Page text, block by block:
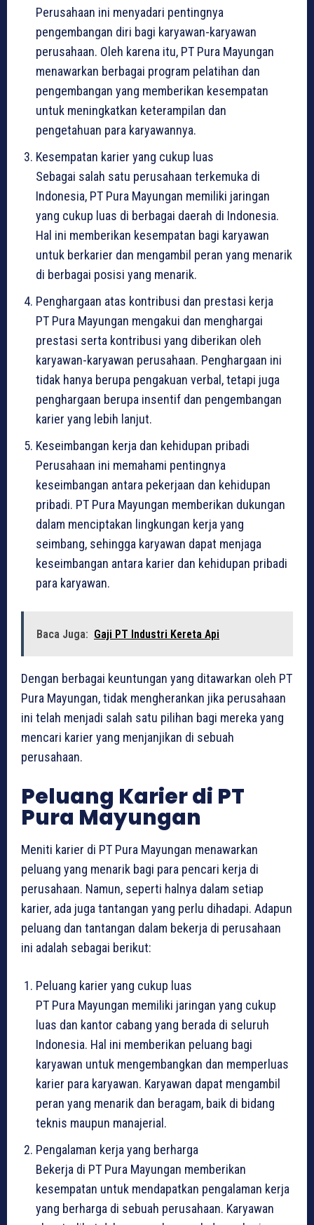
Perusahaan ini menyadari pentingnya
pengembangan diri bagi karyawan-karyawan
perusahaan. Oleh karena itu, PT Pura Mayungan
menawarkan berbagai program pelatihan dan
pengembangan yang memberikan kesempatan
untuk meningkatkan keterampilan dan
pengetahuan para karyawannya.
Kesempatan karier yang cukup luas
Sebagai salah satu perusahaan terkemuka di
Indonesia, PT Pura Mayungan memiliki jaringan
yang cukup luas di berbagai daerah di Indonesia.
Hal ini memberikan kesempatan bagi karyawan
untuk berkarier dan mengambil peran yang menarik
di berbagai posisi yang menarik.
Penghargaan atas kontribusi dan prestasi kerja
PT Pura Mayungan mengakui dan menghargai
prestasi serta kontribusi yang diberikan oleh
karyawan-karyawan perusahaan. Penghargaan ini
tidak hanya berupa pengakuan verbal, tetapi juga
penghargaan berupa insentif dan pengembangan
karier yang lebih lanjut.
Keseimbangan kerja dan kehidupan pribadi
Perusahaan ini memahami pentingnya
keseimbangan antara pekerjaan dan kehidupan
pribadi. PT Pura Mayungan memberikan dukungan
dalam menciptakan lingkungan kerja yang
seimbang, sehingga karyawan dapat menjaga
keseimbangan antara karier dan kehidupan pribadi
para karyawan.
Baca Juga: Gaji PT Industri Kereta Api
Dengan berbagai keuntungan yang ditawarkan oleh PT
Pura Mayungan, tidak mengherankan jika perusahaan
ini telah menjadi salah satu pilihan bagi mereka yang
mencari karier yang menjanjikan di sebuah
perusahaan.
Peluang Karier di PT
Pura Mayungan
Meniti karier di PT Pura Mayungan menawarkan
peluang yang menarik bagi para pencari kerja di
perusahaan. Namun, seperti halnya dalam setiap
karier, ada juga tantangan yang perlu dihadapi. Adapun
peluang dan tantangan dalam bekerja di perusahaan
ini adalah sebagai berikut:
Peluang karier yang cukup luas
PT Pura Mayungan memiliki jaringan yang cukup
luas dan kantor cabang yang berada di seluruh
Indonesia. Hal ini memberikan peluang bagi
karyawan untuk mengembangkan dan memperluas
karier para karyawan. Karyawan dapat mengambil
peran yang menarik dan beragam, baik di bidang
teknis maupun manajerial.
Pengalaman kerja yang berharga
Bekerja di PT Pura Mayungan memberikan
kesempatan untuk mendapatkan pengalaman kerja
yang berharga di sebuah perusahaan. Karyawan